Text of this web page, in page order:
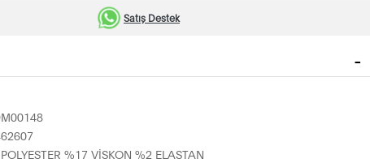
Satış Destek
%17 VİSKON %2 ELASTAN